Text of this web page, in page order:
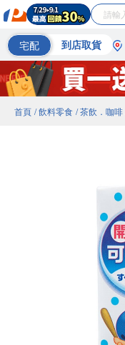
宅配 到店取貨
首頁 / 飲料零食 / 茶飲．咖啡